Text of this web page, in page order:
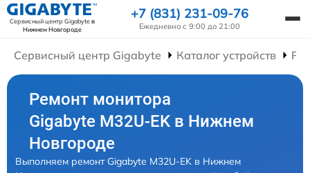
Сервисный центр Gigabyteв
Нижнем Новгороде
+7 (831) 231-09-76
Ежедневно с 9:00 до 21:00
Сервисный центр Gigabyte Каталог устройств
Ремонт монитора
Gigabyte M32U-EK в Нижнем
Новгороде
Выполняем ремонт Gigabyte M32U-EK в Нижнем